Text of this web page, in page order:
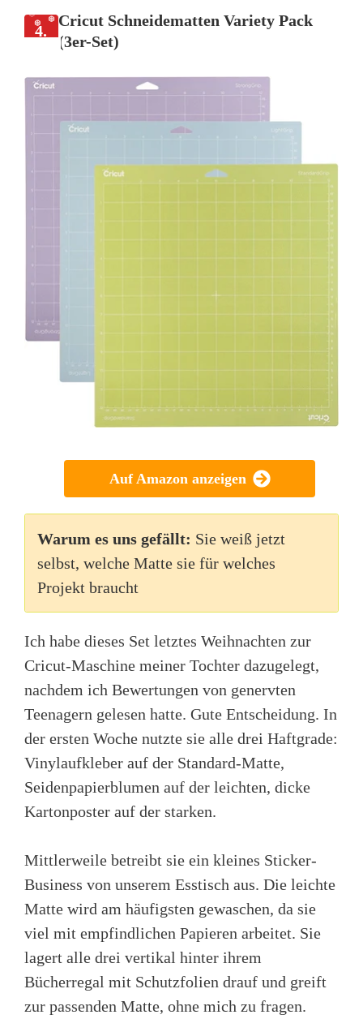
4.
Cricut Schneidematten Variety Pack
(3er-Set)
Auf Amazon anzeigen
Warum es uns gefällt: Sie weiß jetzt
selbst, welche Matte sie für welches
Projekt braucht
Ich habe dieses Set letztes Weihnachten zur
Cricut-Maschine meiner Tochter dazugelegt,
nachdem ich Bewertungen von genervten
Teenagern gelesen hatte. Gute Entscheidung. In
der ersten Woche nutzte sie alle drei Haftgrade:
Vinylaufkleber auf der Standard-Matte,
Seidenpapierblumen auf der leichten, dicke
Kartonposter auf der starken.
Mittlerweile betreibt sie ein kleines Sticker-
Business von unserem Esstisch aus. Die leichte
Matte wird am häufigsten gewaschen, da sie
viel mit empfindlichen Papieren arbeitet. Sie
lagert alle drei vertikal hinter ihrem
Bücherregal mit Schutzfolien drauf und greift
zur passenden Matte, ohne mich zu fragen.